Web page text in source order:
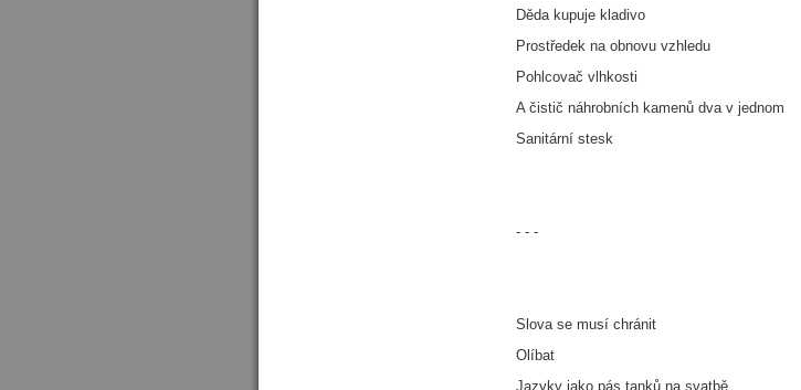
Děda kupuje kladivo
Prostředek na obnovu vzhledu
Pohlcovač vlhkosti
A čistič náhrobních kamenů dva v jednom
Sanitární stesk
- - -
Slova se musí chránit
Olíbat
Jazyky jako pás tanků na svatbě